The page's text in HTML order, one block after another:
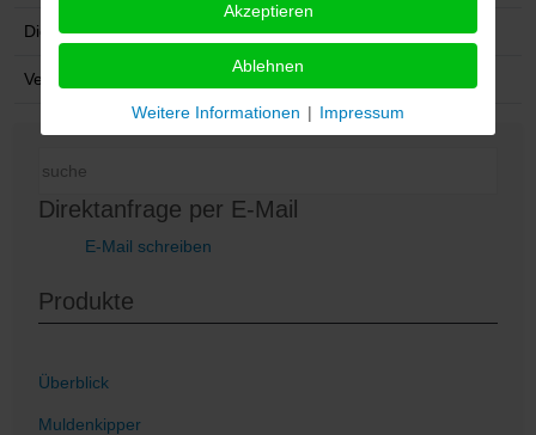
Dicke des Seitenblechs (mm) 6
Verblockung Achse
Direktanfrage per E-Mail
E-Mail schreiben
Produkte
Überblick
Muldenkipper
Akzeptieren
Ablehnen
Weitere Informationen | Impressum